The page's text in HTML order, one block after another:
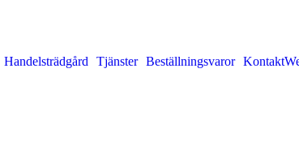
Handelsträdgård Tjänster Beställningsvaror Kontakt